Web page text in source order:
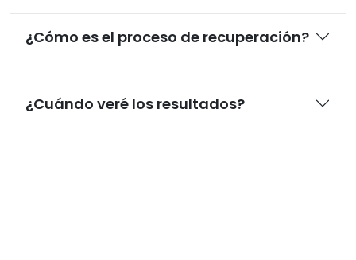
¿Cómo es el proceso de recuperación?
¿Cuándo veré los resultados?